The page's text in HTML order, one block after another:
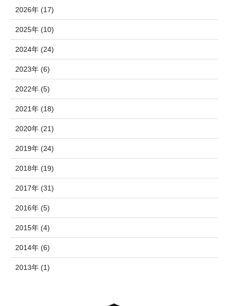
2026年 (17)
2025年 (10)
2024年 (24)
2023年 (6)
2022年 (5)
2021年 (18)
2020年 (21)
2019年 (24)
2018年 (19)
2017年 (31)
2016年 (5)
2015年 (4)
2014年 (6)
2013年 (1)